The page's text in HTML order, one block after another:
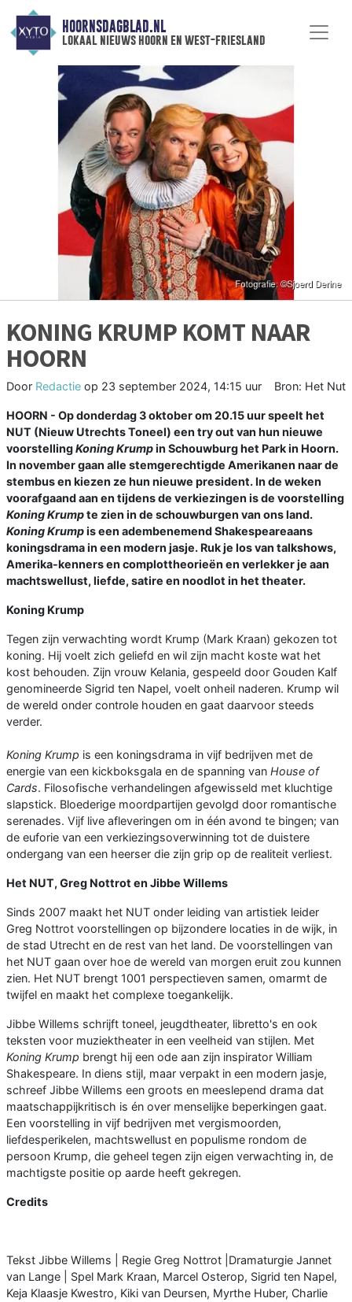
HOORNSDAGBLAD.NL
lokaal nieuws hoorn en west-friesland
KONING KRUMP KOMT NAAR
HOORN
Door Redactie op 23 september 2024, 14:15 uur Bron: Het Nut
HOORN - Op donderdag 3 oktober om 20.15 uur speelt het
NUT (Nieuw Utrechts Toneel) een try out van hun nieuwe
voorstellingKoning Krumpin Schouwburg het Park in Hoorn.
In november gaan alle stemgerechtigde Amerikanen naar de
stembus en kiezen ze hun nieuwe president. In de weken
voorafgaand aan en tijdens de verkiezingen is de voorstelling
Koning Krumpte zien in de schouwburgen van ons land.
Koning Krumpis een adembenemend Shakespeareaans
koningsdrama in een modern jasje. Ruk je los van talkshows,
Amerika-kenners en complottheorieën en verlekker je aan
machtswellust, liefde, satire en noodlot in het theater.
Koning Krump
Tegen zijn verwachting wordt Krump (Mark Kraan) gekozen tot
koning. Hij voelt zich geliefd en wil zijn macht koste wat het
kost behouden. Zijn vrouw Kelania, gespeeld door Gouden Kalf
genomineerde Sigrid ten Napel, voelt onheil naderen. Krump wil
de wereld onder controle houden en gaat daarvoor steeds
verder.
Koning Krump is een koningsdrama in vijf bedrijven met de
energie van een kickboksgala en de spanning van House of
Cards. Filosofische verhandelingen afgewisseld met kluchtige
slapstick. Bloederige moordpartijen gevolgd door romantische
serenades. Vijf live afleveringen om in één avond te bingen; van
de euforie van een verkiezingsoverwinning tot de duistere
ondergang van een heerser die zijn grip op de realiteit verliest.
Het NUT, Greg Nottrot en Jibbe Willems
Sinds 2007 maakt het NUT onder leiding van artistiek leider
Greg Nottrot voorstellingen op bijzondere locaties in de wijk, in
de stad Utrecht en de rest van het land. De voorstellingen van
het NUT gaan over hoe de wereld van morgen eruit zou kunnen
zien. Het NUT brengt 1001 perspectieven samen, omarmt de
twijfel en maakt het complexe toegankelijk.
Jibbe Willems schrijft toneel, jeugdtheater, libretto's en ook
teksten voor muziektheater in een veelheid van stijlen. Met
Koning Krump brengt hij een ode aan zijn inspirator William
Shakespeare. In diens stijl, maar verpakt in een modern jasje,
schreef Jibbe Willems een groots en meeslepend drama dat
maatschappijkritisch is én over menselijke beperkingen gaat.
Een voorstelling in vijf bedrijven met vergismoorden,
liefdesperikelen, machtswellust en populisme rondom de
persoon Krump, die geheel tegen zijn eigen verwachting in, de
machtigste positie op aarde heeft gekregen.
Credits
Tekst Jibbe Willems | Regie Greg Nottrot |Dramaturgie Jannet
van Lange | Spel Mark Kraan, Marcel Osterop, Sigrid ten Napel,
Keja Klaasje Kwestro, Kiki van Deursen, Myrthe Huber, Charlie